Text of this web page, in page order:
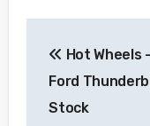
Hot Wheels
Ford
Stock